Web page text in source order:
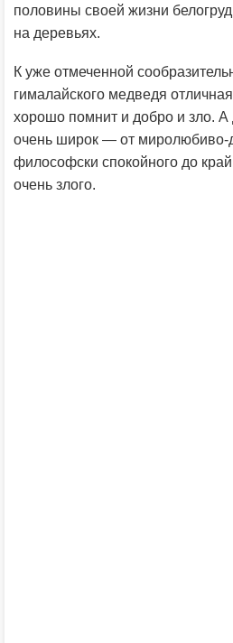
половины своей жизни
на деревьях.
К уже отмеченной
гималайского медведя
хорошо помнит и добро и зло. А
очень широк — от миролюбиво-
философски спокойного до
очень злого.